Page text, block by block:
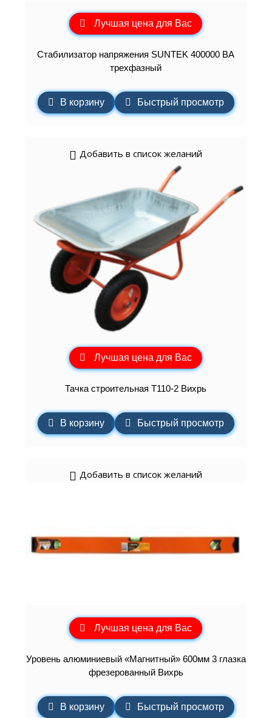
Лучшая цена для Вас
Стабилизатор напряжения SUNTEK 400000 ВА
трехфазный
В корзину Быстрый просмотр
Добавить в список желаний
Лучшая цена для Вас
Тачка строительная Т110-2 Вихрь
В корзину Быстрый просмотр
Добавить в список желаний
Лучшая цена для Вас
Уровень алюминиевый «Магнитный» 600мм 3 глазка
фрезерованный Вихрь
В корзину Быстрый просмотр